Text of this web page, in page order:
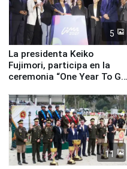
5
La presidenta Keiko
Fujimori, participa en la
ceremonia “One Year To Go
11